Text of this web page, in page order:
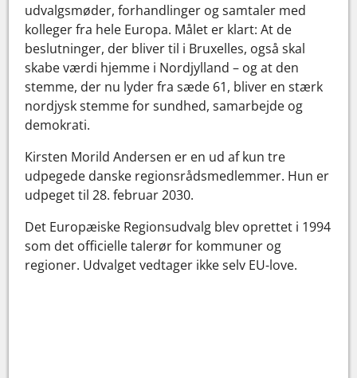
udvalgsmøder, forhandlinger og samtaler med
kolleger fra hele Europa. Målet er klart: At de
beslutninger, der bliver til i Bruxelles, også skal
skabe værdi hjemme i Nordjylland – og at den
stemme, der nu lyder fra sæde 61, bliver en stærk
nordjysk stemme for sundhed, samarbejde og
demokrati.
Kirsten Morild Andersen er en ud af kun tre
udpegede danske regionsrådsmedlemmer. Hun er
udpeget til 28. februar 2030.
Det Europæiske Regionsudvalg blev oprettet i 1994
som det officielle talerør for kommuner og
regioner. Udvalget vedtager ikke selv EU-love.